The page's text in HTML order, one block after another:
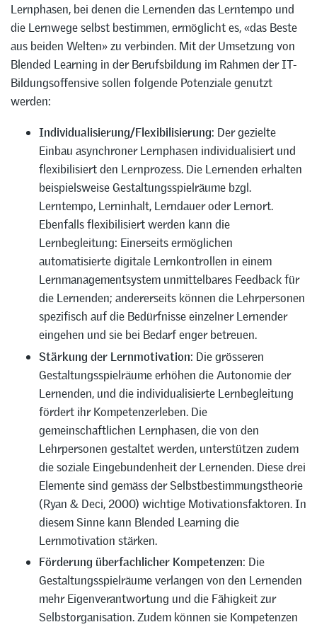
Lernphasen, bei denen die Lernenden das Lerntempo und
die Lernwege selbst bestimmen, ermöglicht es, «das Beste
aus beiden Welten» zu verbinden. Mit der Umsetzung von
Blended Learning in der Berufsbildung im Rahmen der IT-
Bildungsoffensive sollen folgende Potenziale genutzt
werden:
Individualisierung/Flexibilisierung: Der gezielte
Einbau asynchroner Lernphasen individualisiert und
flexibilisiert den Lernprozess. Die Lernenden erhalten
beispielsweise Gestaltungsspielräume bzgl.
Lerntempo, Lerninhalt, Lerndauer oder Lernort.
Ebenfalls flexibilisiert werden kann die
Lernbegleitung: Einerseits ermöglichen
automatisierte digitale Lernkontrollen in einem
Lernmanagementsystem unmittelbares Feedback für
die Lernenden; andererseits können die Lehrpersonen
spezifisch auf die Bedürfnisse einzelner Lernender
eingehen und sie bei Bedarf enger betreuen.
Stärkung der Lernmotivation: Die grösseren
Gestaltungsspielräume erhöhen die Autonomie der
Lernenden, und die individualisierte Lernbegleitung
fördert ihr Kompetenzerleben. Die
gemeinschaftlichen Lernphasen, die von den
Lehrpersonen gestaltet werden, unterstützen zudem
die soziale Eingebundenheit der Lernenden. Diese drei
Elemente sind gemäss der Selbstbestimmungstheorie
(Ryan & Deci, 2000) wichtige Motivationsfaktoren. In
diesem Sinne kann Blended Learning die
Lernmotivation stärken.
Förderung überfachlicher Kompetenzen: Die
Gestaltungsspielräume verlangen von den Lernenden
mehr Eigenverantwortung und die Fähigkeit zur
Selbstorganisation. Zudem können sie Kompetenzen